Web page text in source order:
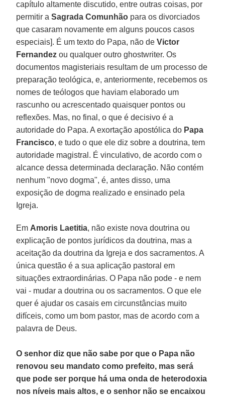
capítulo altamente discutido, entre outras coisas, por
permitir aSagrada Comunhão para os divorciados
que casaram novamente em alguns poucos casos
especiais]. É um texto do Papa, não deVictor
Fernandez ou qualquer outro ghostwriter. Os
documentos magisteriais resultam de um processo de
preparação teológica, e, anteriormente, recebemos os
nomes de teólogos que haviam elaborado um
rascunho ou acrescentado quaisquer pontos ou
reflexões. Mas, no final, o que é decisivo é a
autoridade do Papa. A exortação apostólica do Papa
Francisco, e tudo o que ele diz sobre a doutrina, tem
autoridade magistral. É vinculativo, de acordo com o
alcance dessa determinada declaração. Não contém
nenhum "novo dogma", é, antes disso, uma
exposição de dogma realizado e ensinado pela
Igreja.
Em Amoris Laetitia, não existe nova doutrina ou
explicação de pontos jurídicos da doutrina, mas a
aceitação da doutrina da Igreja e dos sacramentos. A
única questão é a sua aplicação pastoral em
situações extraordinárias. O Papa não pode - e nem
vai - mudar a doutrina ou os sacramentos. O que ele
quer é ajudar os casais em circunstâncias muito
difíceis, como um bom pastor, mas de acordo com a
palavra de Deus.
O senhor diz que não sabe por que o Papa não
renovou seu mandato como prefeito, mas será
que pode ser porque há uma onda de heterodoxia
nos níveis mais altos, e o senhor não se encaixou